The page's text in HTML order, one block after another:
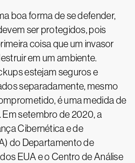
boa forma de se defender,
ser protegidos, pois
coisa que um invasor
em um ambiente.
estejam seguros e
separadamente, mesmo
é uma medida de
setembro de 2020, a
Cibernética e de
do Departamento de
EUA e o Centro de Análise